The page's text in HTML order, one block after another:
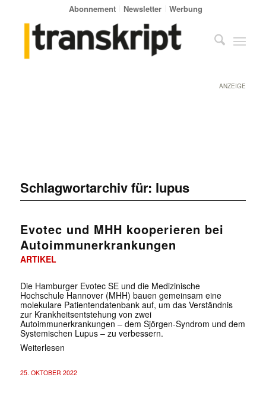
Abonnement Newsletter Werbung
ANZEIGE
Schlagwortarchiv für: lupus
Evotec und MHH kooperieren bei
Autoimmunerkrankungen
ARTIKEL
Die Hamburger Evotec SE und die Medizinische
Hochschule Hannover (MHH) bauen gemeinsam eine
molekulare Patientendatenbank auf, um das Verständnis
zur Krankheitsentstehung von zwei
Autoimmunerkrankungen – dem Sjörgen-Syndrom und dem
Systemischen Lupus – zu verbessern.
Weiterlesen
25. OKTOBER 2022